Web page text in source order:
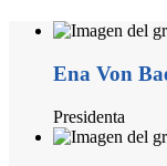
Ena Von
Presidenta